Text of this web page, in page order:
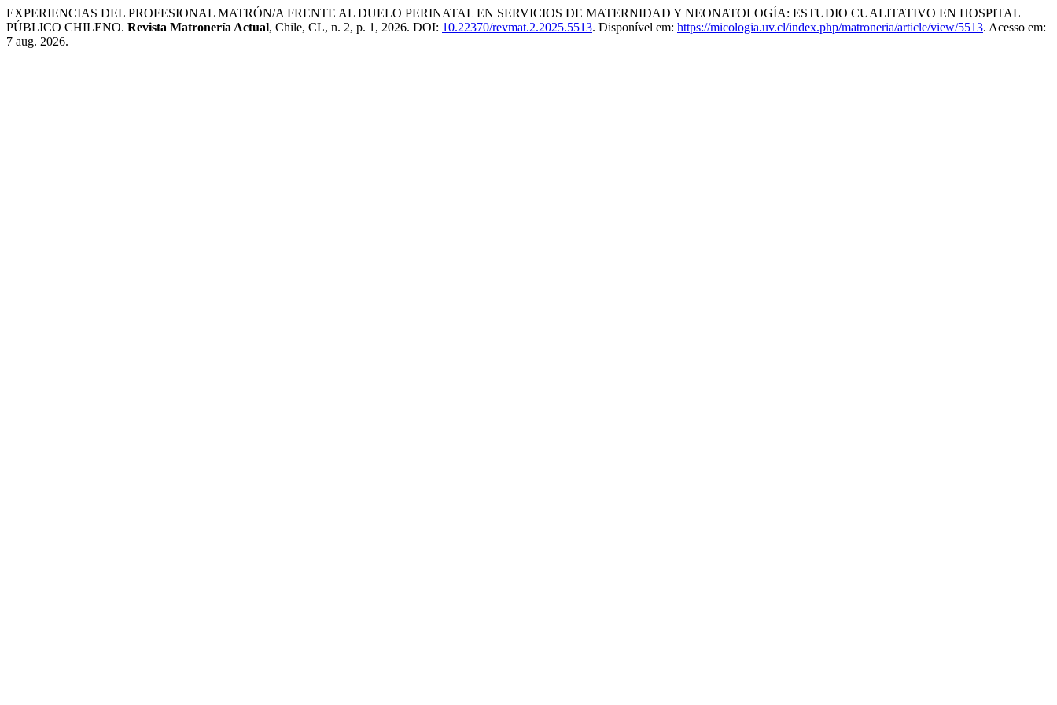
EXPERIENCIAS DEL PROFESIONAL MATRÓN/A FRENTE AL DUELO PERINATAL EN SERVICIOS DE MATERNIDAD Y NEONATOLOGÍA: ESTUDIO CUALITATIVO EN HOSPITAL
PÚBLICO CHILENO. Revista Matronería Actual, Chile, CL, n. 2, p. 1, 2026. DOI: 10.22370/revmat.2.2025.5513. Disponível em: https://micologia.uv.cl/index.php/matroneria/article/view/5513. Acesso em:
7 aug. 2026.